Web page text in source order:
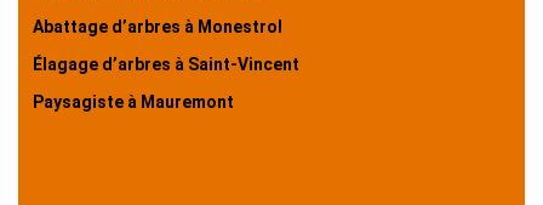
Abattage d’arbres à Monestrol
Élagage d’arbres à Saint-Vincent
Paysagiste à Mauremont